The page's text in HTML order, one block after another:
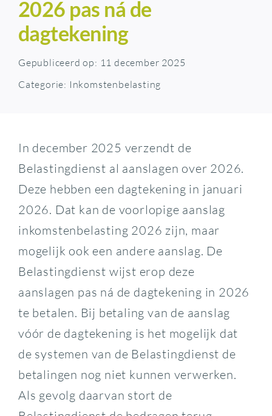
2026 pas ná de
dagtekening
Gepubliceerd op: 11 december 2025
Categorie: Inkomstenbelasting
In december 2025 verzendt de
Belastingdienst al aanslagen over 2026.
Deze hebben een dagtekening in januari
2026. Dat kan de voorlopige aanslag
inkomstenbelasting 2026 zijn, maar
mogelijk ook een andere aanslag. De
Belastingdienst wijst erop deze
aanslagen pas ná de dagtekening in 2026
te betalen. Bij betaling van de aanslag
vóór de dagtekening is het mogelijk dat
de systemen van de Belastingdienst de
betalingen nog niet kunnen verwerken.
Als gevolg daarvan stort de